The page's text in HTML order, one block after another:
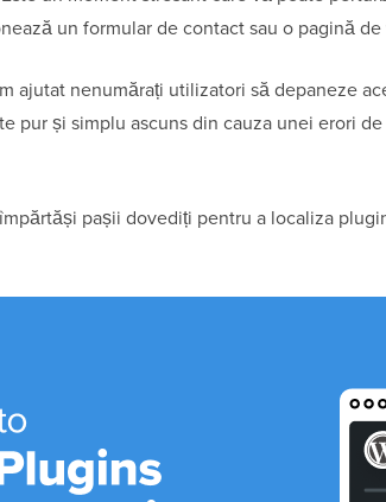
un formular de contact sau o pagină de
ajutat nenumărați utilizatori să depaneze
pur și simplu ascuns din cauza unei erori
pașii dovediți pentru a localiza